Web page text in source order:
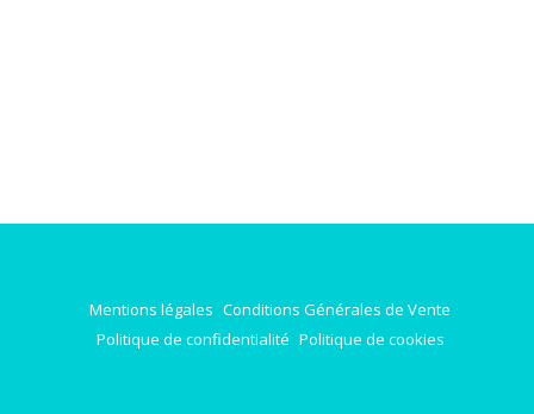
Mentions légales Conditions Générales de Vente
Politique de confidentialité Politique de cookies